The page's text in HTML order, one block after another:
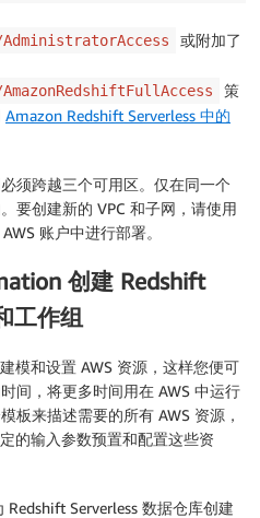
或附加了
策
Amazon Redshift Serverless 中的
须跨越三个可用区。仅在同一个
要创建新的 VPC 和子网，请使用
AWS 账户中进行部署。
创建 Redshift
工作组
模和设置 AWS 资源，这样您便可
间，将更多时间用在 AWS 中运行
板来描述需要的所有 AWS 资源，
的输入参数预置和配置这些资
Serverless 数据仓库创建